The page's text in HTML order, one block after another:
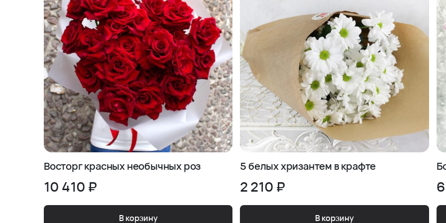
Восторг красных необычных роз
10 410 ₽
В корзину
5 белых хризантем в крафте
2 210 ₽
В корзину